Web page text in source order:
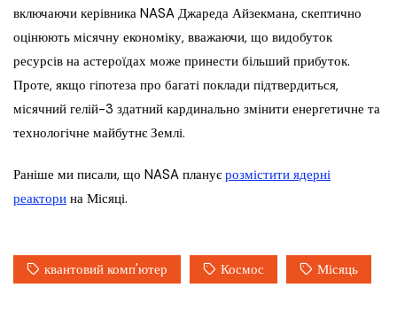
включаючи керівника NASA Джареда Айзекмана, скептично
оцінюють місячну економіку, вважаючи, що видобуток
ресурсів на астероїдах може принести більший прибуток.
Проте, якщо гіпотеза про багаті поклади підтвердиться,
місячний гелій-3 здатний кардинально змінити енергетичне та
технологічне майбутнє Землі.
Раніше ми писали, що NASA плануєрозмістити ядерні
реактори на Місяці.
квантовий комп'ютер Космос Місяць